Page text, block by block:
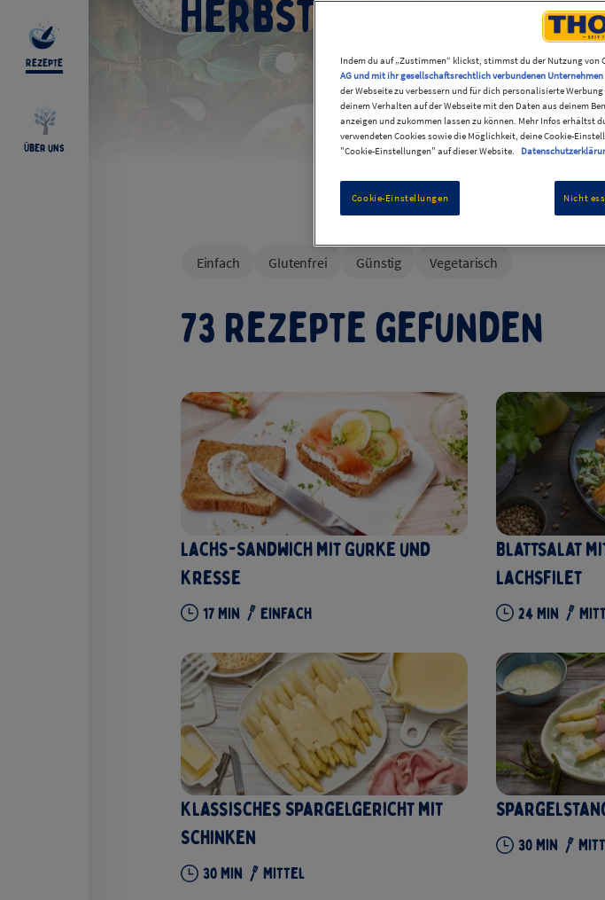
Rezepte
Über uns
Herbstrezepte
Einfach Glutenfrei Günstig Vegetarisch
73 Rezepte gefunden
Lachs-Sandwich mit Gurke und
Kresse
17Min Einfach
Blattsalat
Lachsfilet
24Min
Klassisches Spargelgericht mit
Schinken
30Min Mittel
30Min
Indem du auf „Zustimmen“ klickst, stimmst du der Nutzung von
AG und mit ihr gesellschaftsrechtlich verbundenen Unternehmen
der Webseite zu verbessern und für dich personalisierte
deinem Verhalten auf der Webseite mit den Daten aus deinem
anzeigen und zukommen lassen zu können. Mehr Infos erhältst
verwendeten Cookies sowie die Möglichkeit, deine Cookie-
"Cookie-Einstellungen" auf dieser Website.
Cookie-Einstellungen Nicht